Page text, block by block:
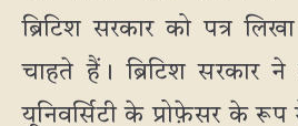
ब्रिटिश सरकार को पत्र
चाहते हैं। ब्रिटिश सरकार
यूनिवर्सिटी के प्रोफ़ेसर के